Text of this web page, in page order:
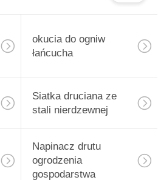
okucia do ogniw
łańcucha
Siatka druciana ze
stali nierdzewnej
Napinacz drutu
ogrodzenia
gospodarstwa